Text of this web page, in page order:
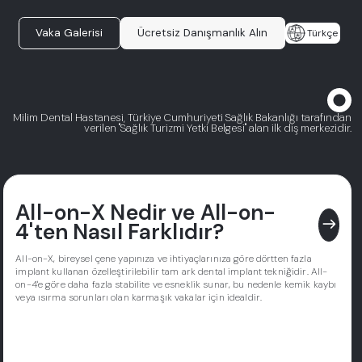
Vaka Galerisi Ücretsiz Danışmanlık Alın Türkçe
Milim Dental Hastanesi, Türkiye Cumhuriyeti Sağlık Bakanlığı tarafından
verilen "Sağlık Turizmi Yetki Belgesi" alan ilk diş merkezidir.
All-on-X Nedir ve All-on-
4'ten Nasıl Farklıdır? east
All-on-X, bireysel çene yapınıza ve ihtiyaçlarınıza göre dörtten fazla
implant kullanan özelleştirilebilir tam ark dental implant tekniğidir. All-
on-4'e göre daha fazla stabilite ve esneklik sunar, bu nedenle kemik kaybı
veya ısırma sorunları olan karmaşık vakalar için idealdir.